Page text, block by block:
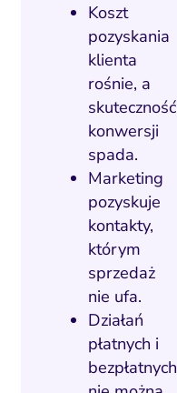
Koszt
pozyskania
klienta
rośnie, a
skuteczność
konwersji
spada.
Marketing
pozyskuje
kontakty,
którym
sprzedaż
nie ufa.
Działań
płatnych i
bezpłatnych